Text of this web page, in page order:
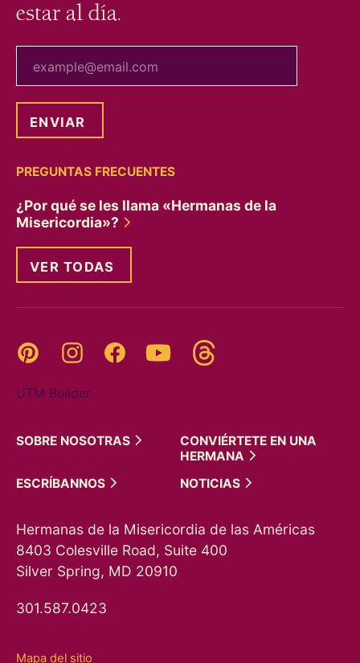
estar al día.
PREGUNTAS FRECUENTES
¿Por qué se les llama «Hermanas de la
Misericordia»?
VER TODAS
Pinterest InstagramFacebookYouTube
UTM Builder
SOBRE NOSOTRAS
CONVIÉRTETE EN UNA
HERMANA
ESCRÍBANNOS
NOTICIAS
Hermanas de la Misericordia de las Américas
8403 Colesville Road, Suite 400
Silver Spring, MD 20910
301.587.0423
Mapa del sitio